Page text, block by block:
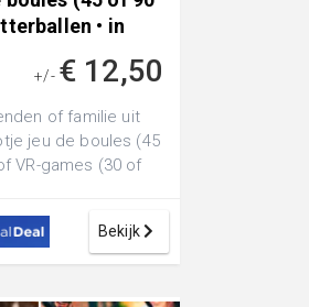
• in
+/- € 12,50
of familie uit
jeu de boules (45
VR-games (30 of
Bekijk